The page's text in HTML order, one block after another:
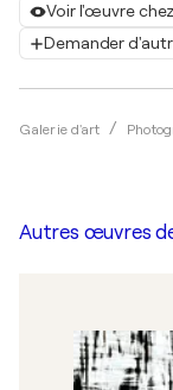
Voir l'œuvre
Demander
Galerie d'art
Autres œuvres